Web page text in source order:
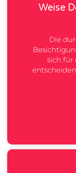
Weise
Die
sich für